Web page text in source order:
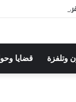
بوقرنين: سهرة
وتلفزة قضايا